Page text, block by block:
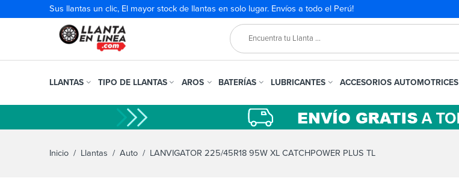
Sus llantas un clic, El mayor stock de llantas en solo lugar. Envíos a todo el Perú!
LLANTAS TIPO DE LLANTAS AROS BATERÍAS LUBRICANTES ACCESORIOS AUTOMOTRICES
Inicio / Llantas / Auto / LANVIGATOR 225/45R18 95W XL CATCHPOWER PLUS TL